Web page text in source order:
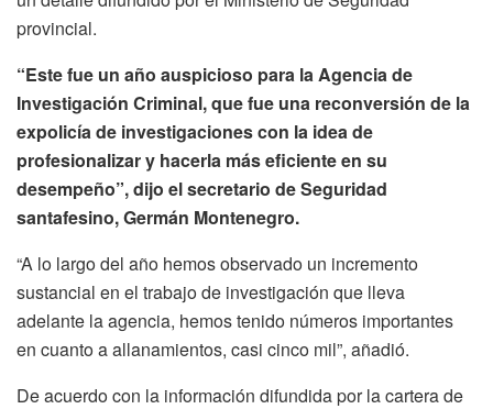
provincial.
“Este fue un año auspicioso para la Agencia de
Investigación Criminal, que fue una reconversión de la
expolicía de investigaciones con la idea de
profesionalizar y hacerla más eficiente en su
desempeño”, dijo el secretario de Seguridad
santafesino, Germán Montenegro.
“A lo largo del año hemos observado un incremento
sustancial en el trabajo de investigación que lleva
adelante la agencia, hemos tenido números importantes
en cuanto a allanamientos, casi cinco mil”, añadió.
De acuerdo con la información difundida por la cartera de